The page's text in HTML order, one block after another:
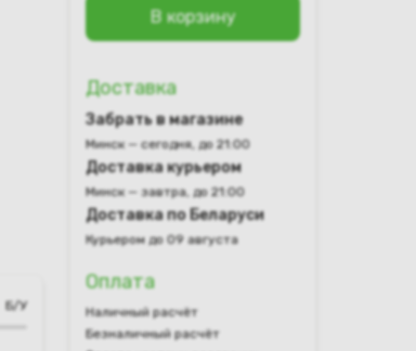
Б/У
В корзину
Доставка
Забрать в магазине
Минск — сегодня, до 21:00
Доставка курьером
Минск — завтра, до 21:00
Доставка по Беларуси
Курьером до 09 августа
Оплата
Наличный расчёт
Безналичный расчёт